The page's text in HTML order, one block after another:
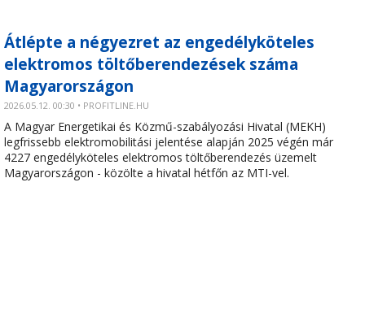
Átlépte a négyezret az engedélyköteles
elektromos töltőberendezések száma
Magyarországon
2026.05.12. 00:30 • PROFITLINE.HU
A Magyar Energetikai és Közmű-szabályozási Hivatal (MEKH)
legfrissebb elektromobilitási jelentése alapján 2025 végén már
4227 engedélyköteles elektromos töltőberendezés üzemelt
Magyarországon - közölte a hivatal hétfőn az MTI-vel.